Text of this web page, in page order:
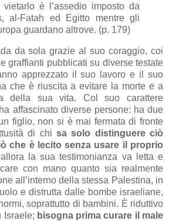
è l’assedio imposto da
al-Fatah ed Egitto mentre gli
guardano altrove. (p. 179)
da sola grazie al suo coraggio, coi
graffianti pubblicati su diverse testate
apprezzato il suo lavoro e il suo
che è riuscita a evitare la morte e a
della sua vita. Col suo carattere
affascinato diverse persone: ha due
figlio, non si è mai fermata di fronte
di chi sa solo distinguere ciò
che è lecito senza usare il proprio
la sua testimonianza va letta e
con mano quanto sia realmente
all’interno della stessa Palestina, in
e distrutta dalle bombe israeliane,
soprattutto di bambini. È riduttivo
Israele; bisogna prima curare il male